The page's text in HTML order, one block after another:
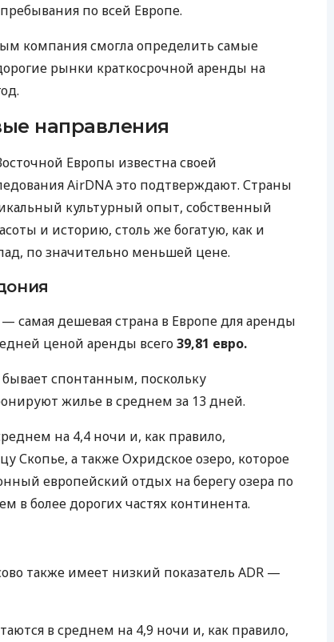
по всей Европе.
компания смогла определить самые
рынки краткосрочной аренды на
направления
Европы известна своей
AirDNA это подтверждают. Страны
культурный опыт, собственный
и историю, столь же богатую, как и
по значительно меньшей цене.
самая дешевая страна в Европе для аренды
ценой аренды всего39,81 евро.
спонтанным, поскольку
жилье в среднем за 13 дней.
на 4,4 ночи и, как правило,
Скопье, а также Охридское озеро, которое
европейский отдых на берегу озера по
в более дорогих частях континента.
также имеет низкий показатель ADR —
в среднем на 4,9 ночи и, как правило,